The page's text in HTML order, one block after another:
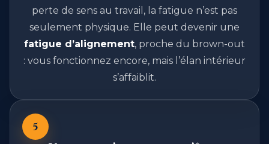
perte de sens au travail, la fatigue n’est pas
seulement physique. Elle peut devenir une
fatigue d’alignement, proche du brown-out
: vous fonctionnez encore, mais l’élan intérieur
s’affaiblit.
5